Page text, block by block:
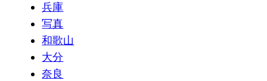
兵庫
写真
和歌山
大分
奈良